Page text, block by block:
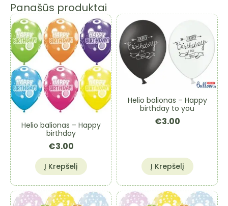
Panašūs produktai
Helio balionas – Happy
birthday
€3.00
Į Krepšelį
Helio balionas – Happy
birthday to you
€3.00
Į Krepšelį